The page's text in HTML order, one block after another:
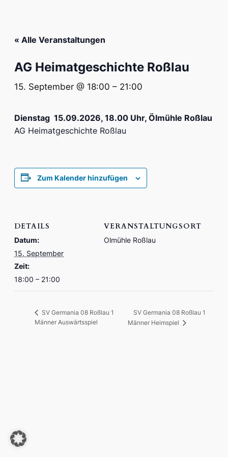
« Alle Veranstaltungen
AG Heimatgeschichte Roßlau
15. September @ 18:00 – 21:00
Dienstag 15.09.2026, 18.00 Uhr, Ölmühle Roßlau
AG Heimatgeschichte Roßlau
Zum Kalender hinzufügen
DETAILS
Datum:
15. September
Zeit:
18:00 – 21:00
VERANSTALTUNGSORT
Olmühle Roßlau
SV Germania 08 Roßlau 1
Männer Auswärtsspiel
SV Germania 08 Roßlau 1
Männer Heimspiel